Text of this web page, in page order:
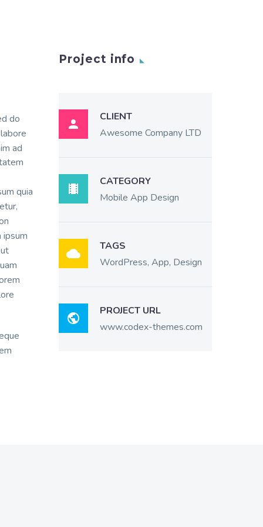
do
ad
quia
ipsum
Project info

CLIENT
Awesome Company LTD

CATEGORY
Mobile App Design

TAGS
WordPress, App, Design

PROJECT URL
www.codex-themes.com